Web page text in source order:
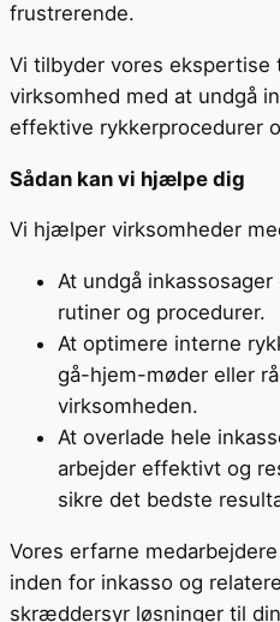
frustrerende.
Vi tilbyder vores
virksomhed med at undgå
effektive rykkerprocedurer
Sådan kan vi hjælpe dig
Vi hjælper virksomheder
At undgå
rutiner og procedurer.
At optimere interne
gå-hjem-møder eller
virksomheden.
At overlade hele
arbejder effektivt og
sikre det bedste
Vores erfarne
inden for inkasso og
skræddersyr løsninger til